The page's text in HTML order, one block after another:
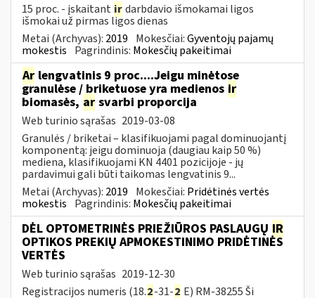
15 proc. - įskaitant irdarbdavio išmokamai ligos
išmokai už pirmas ligos dienas
Metai (Archyvas): 2019 Mokesčiai:Gyventojų pajamų
mokestis Pagrindinis: Mokesčių pakeitimai
Ar lengvatinis 9 proc....Jeigu minėtose
granulėse / briketuose yra medienos ir
biomasės, ar svarbi proporcija
Web turinio sąrašas 2019-03-08
Granulės / briketai – klasifikuojami pagal dominuojantį
komponentą: jeigu dominuoja (daugiau kaip 50 %)
mediena, klasifikuojami KN 4401 pozicijoje - jų
pardavimui gali būti taikomas lengvatinis 9...
Metai (Archyvas): 2019 Mokesčiai: Pridėtinės vertės
mokestis Pagrindinis: Mokesčių pakeitimai
DĖL OPTOMETRINĖS PRIEŽIŪROS PASLAUGŲ IR
OPTIKOS PREKIŲ APMOKESTINIMO PRIDĖTINĖS
VERTĖS
Web turinio sąrašas 2019-12-30
Registracijos numeris (18.2-31-2 E) RM-38255 Ši